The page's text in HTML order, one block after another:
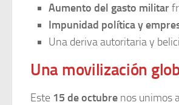
Aumento del gasto militar
Impunidad política y
Una deriva autoritaria y
Una movilización
Este 15 de octubre nos unimos